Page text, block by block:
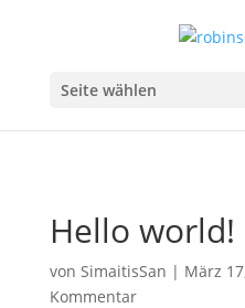
Seite wählen
Hello world!
von SimaitisSan | März
Kommentar